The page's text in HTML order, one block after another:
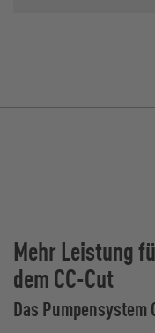
Mehr Leistung
dem CC-Cut
Das Pumpensystem